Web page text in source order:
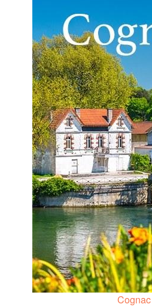
Cognac